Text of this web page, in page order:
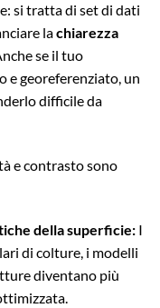
si tratta di set di dati
lachiarezza
se il tuo
e georeferenziato, un
difficile da
e contrasto sono
della superficie:I
di colture, i modelli
diventano più